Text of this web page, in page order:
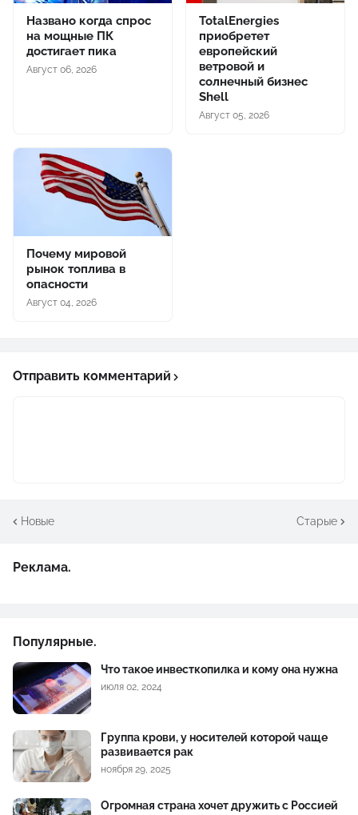
Названо когда спрос
на мощные ПК
достигает пика
Август 06, 2026
TotalEnergies
приобретет
европейский
ветровой и
солнечный бизнес
Shell
Август 05, 2026
Почему мировой
рынок топлива в
опасности
Август 04, 2026
Отправить комментарий
Новые Старые
Реклама.
Популярные.
Что такое инвесткопилка и кому она нужна
июля 02, 2024
Группа крови, у носителей которой чаще
развивается рак
ноября 29, 2025
Огромная страна хочет дружить с Россией